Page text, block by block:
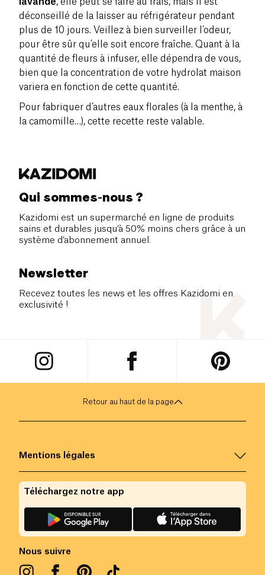
lavande, elle peut se faire au frais, mais il est
déconseillé de la laisser au réfrigérateur pendant
plus de 10 jours. Veillez à bien surveiller l’odeur,
pour être sûr qu’elle soit encore fraîche. Quant à la
quantité de fleurs à infuser, elle dépendra de vous,
bien que la concentration de votre hydrolat maison
variera en fonction de cette quantité.
Pour fabriquer d’autres eaux florales (à la menthe, à
la camomille…), cette recette reste valable.
Qui sommes-nous ?
Kazidomi est un supermarché en ligne de produits
sains et durables jusqu’à 50% moins chers grâce à un
système d’abonnement annuel.
Newsletter
Recevez toutes les news et les offres Kazidomi en
exclusivité !
Retour au haut de la page
Mentions légales
Nous suivre
Téléchargez notre app